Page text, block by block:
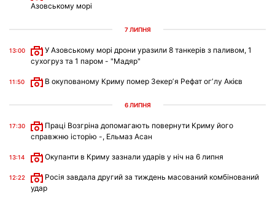
Азовському морі
7 ЛИПНЯ
13:00
У Азовському морі дрони уразили 8 танкерів з паливом, 1
сухогруз та 1 паром - "Мадяр"
11:50 В окупованому Криму помер Зекерʼя Рефат огʼлу Акієв
6 ЛИПНЯ
17:30
Праці Возгріна допомагають повернути Криму його
справжню історію -, Ельмаз Асан
13:14 Окупанти в Криму зазнали ударів у ніч на 6 липня
12:22
Росія завдала другий за тиждень масований комбінований
удар